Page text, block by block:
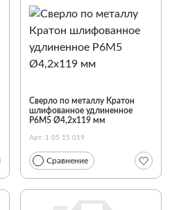
Сверло по металлу Кратон
шлифованное удлиненное
Р6М5 Ø4,2х119 мм
Арт. 1 05 15 019
Сравнение